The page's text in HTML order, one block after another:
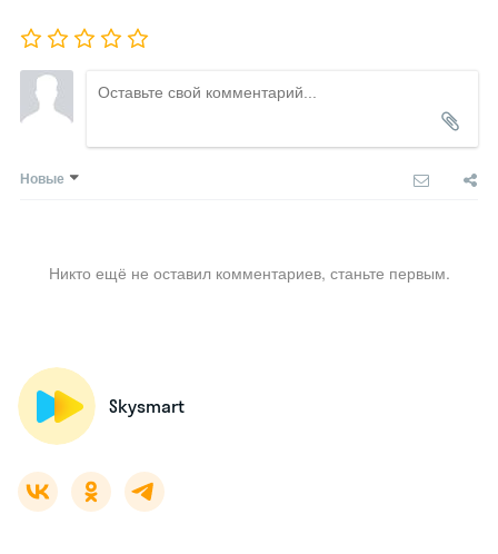
Новые
Никто ещё не оставил комментариев, станьте первым.
Skysmart